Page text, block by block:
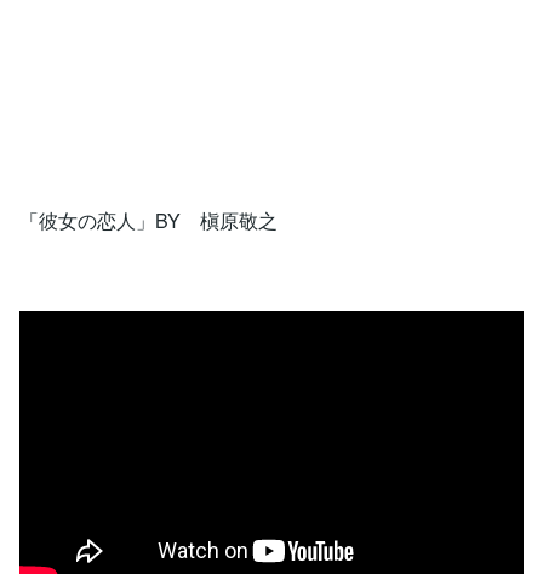
「彼女の恋人」BY 槇原敬之